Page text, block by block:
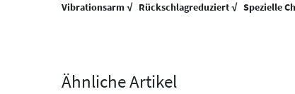
Vibrationsarm √ Rückschlagreduziert √ Spezielle
Ähnliche Artikel